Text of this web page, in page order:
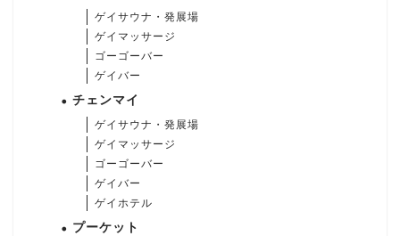
ゲイサウナ・発展場
ゲイマッサージ
ゴーゴーバー
ゲイバー
チェンマイ
ゲイサウナ・発展場
ゲイマッサージ
ゴーゴーバー
ゲイバー
ゲイホテル
プーケット